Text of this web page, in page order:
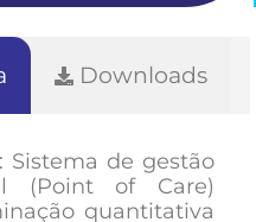
Downloads
Sistema de gestão
(Point of Care)
quantitativa